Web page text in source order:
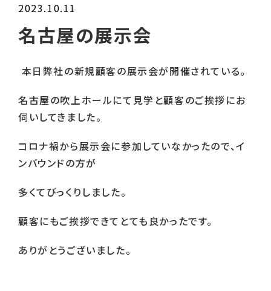
2023.10.11
名古屋の展示会
本日弊社の新規顧客の展示会が開催されている。
名古屋の吹上ホールにて見学と顧客のご挨拶にお
伺いしてきました。
コロナ禍から展示会に参加していなかったので、イ
ンバウンドの方が
多くてびっくりしました。
顧客にもご挨拶できてとても良かったです。
ありがとうございました。